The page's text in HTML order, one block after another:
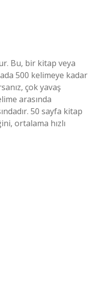
Bu, bir kitap veya
500 kelimeye kadar
çok yavaş
arasında
50 sayfa kitap
ortalama hızlı